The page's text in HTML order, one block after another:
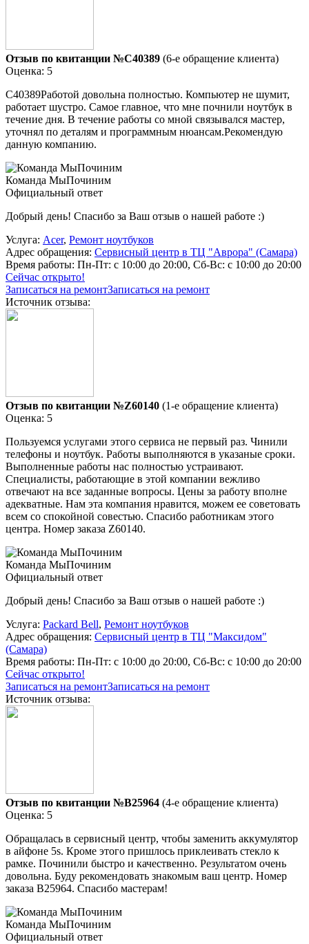
Отзыв по квитанции №C40389 (6-е обращение клиента)
Оценка: 5
C40389Работой довольна полностью. Компьютер не шумит,
работает шустро. Самое главное, что мне почнили ноутбук в
течение дня. В течение работы со мной связывался мастер,
уточнял по деталям и программным нюансам.Рекомендую
данную компанию.
Команда МыПочиним
Официальный ответ
Добрый день! Спасибо за Ваш отзыв о нашей работе :)
Услуга: Acer, Ремонт ноутбуков
Адрес обращения: Сервисный центр в ТЦ "Аврора" (Самара)
Время работы: Пн-Пт: с 10:00 до 20:00, Сб-Вс: с 10:00 до 20:00
Сейчас открыто!
Записаться на ремонтЗаписаться на ремонт
Источник отзыва:
Отзыв по квитанции №Z60140 (1-е обращение клиента)
Оценка: 5
Пользуемся услугами этого сервиса не первый раз. Чинили
телефоны и ноутбук. Работы выполняются в указаные сроки.
Выполненные работы нас полностью устраивают.
Специалисты, работающие в этой компании вежливо
отвечают на все заданные вопросы. Цены за работу вполне
адекватные. Нам эта компания нравится, можем ее советовать
всем со спокойной совестью. Спасибо работникам этого
центра. Номер заказа Z60140.
Команда МыПочиним
Официальный ответ
Добрый день! Спасибо за Ваш отзыв о нашей работе :)
Услуга: Packard Bell, Ремонт ноутбуков
Адрес обращения: Сервисный центр в ТЦ "Максидом"
(Самара)
Время работы: Пн-Пт: с 10:00 до 20:00, Сб-Вс: с 10:00 до 20:00
Сейчас открыто!
Записаться на ремонтЗаписаться на ремонт
Источник отзыва:
Отзыв по квитанции №B25964 (4-е обращение клиента)
Оценка: 5
Обращалась в сервисный центр, чтобы заменить аккумулятор
в айфоне 5s. Кроме этого пришлось приклеивать стекло к
рамке. Починили быстро и качественно. Результатом очень
довольна. Буду рекомендовать знакомым ваш центр. Номер
заказа В25964. Спасибо мастерам!
Команда МыПочиним
Официальный ответ